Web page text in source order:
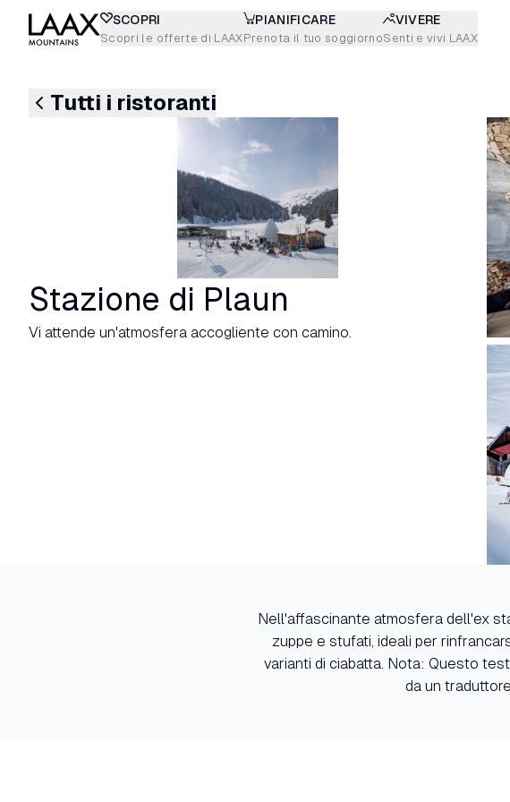
SCOPRI
Scopri le offerte di LAAX
PIANIFICARE
Prenota il tuo soggiorno
VIVERE
Senti e vivi LAAX
Tutti i ristoranti
Stazione di Plaun
Vi attende un'atmosfera accogliente con camino.
Nell'affascinante atmosfera dell'ex
zuppe e stufati, ideali per
varianti di ciabatta. Nota: Questo
da un